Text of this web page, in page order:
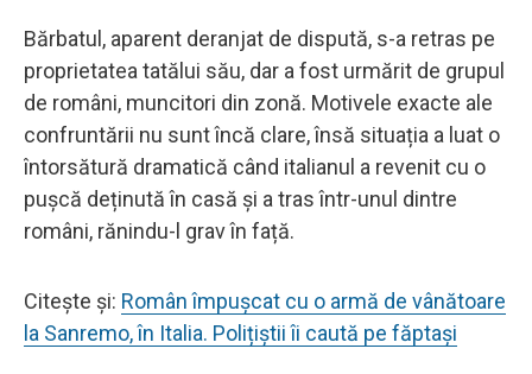
Bărbatul, aparent deranjat de dispută, s-a retras pe
proprietatea tatălui său, dar a fost urmărit de grupul
de români, muncitori din zonă. Motivele exacte ale
confruntării nu sunt încă clare, însă situația a luat o
întorsătură dramatică când italianul a revenit cu o
pușcă deținută în casă și a tras într-unul dintre
români, rănindu-l grav în față.
Citește și: Român împușcat cu o armă de vânătoare
la Sanremo, în Italia. Polițiștii îi caută pe făptași